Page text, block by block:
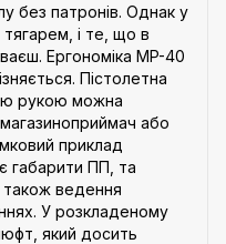
без патронів. Однак у
і те, що в
Ергономіка MP-40
Пістолетна
рукою можна
або
приклад
габарити ПП, та
також ведення
У розкладеному
який досить